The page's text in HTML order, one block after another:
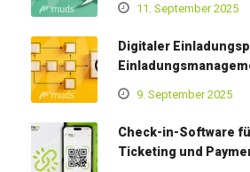
11. September 2025
Digitaler
9. September 2025
Check-in-Software
Ticketing und